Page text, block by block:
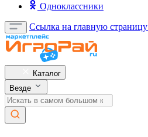
Одноклассники
Ссылка на главную страницу
Каталог
Везде